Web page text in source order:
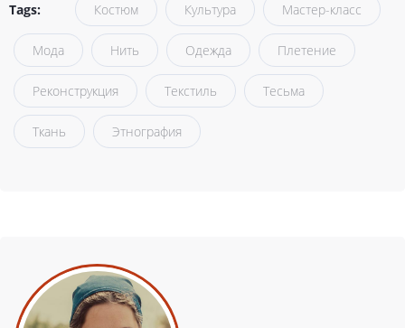
Tags: Костюм Культура Мастер-класс
Мода Нить Одежда Плетение
Реконструкция Текстиль Тесьма
Ткань Этнография